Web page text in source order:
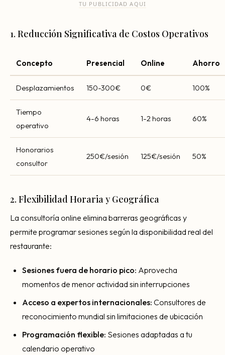
TU PUBLICIDAD AQUI
1. Reducción Significativa de Costos Operativos
Concepto Presencial Online Ahorro
Desplazamientos 150-300€ 0€ 100%
Tiempo
operativo
4-6 horas 1-2 horas 60%
Honorarios
consultor
250€/sesión 125€/sesión 50%
2. Flexibilidad Horaria y Geográfica
La consultoría online elimina barreras geográficas y
permite programar sesiones según la disponibilidad real del
restaurante:
Sesiones fuera de horario pico: Aprovecha
momentos de menor actividad sin interrupciones
Acceso a expertos internacionales: Consultores de
reconocimiento mundial sin limitaciones de ubicación
Programación flexible: Sesiones adaptadas a tu
calendario operativo